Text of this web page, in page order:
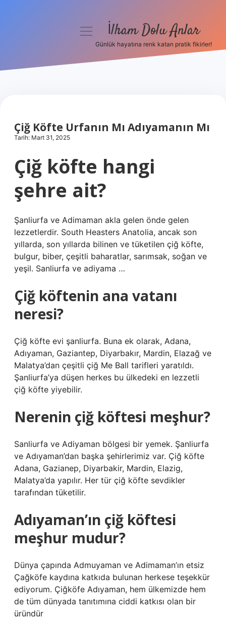
Hakkımızda
menüyü İlham Dolu Anlar
Günlük hayatına renk katan pratik fikirler!
Çiğ Köfte Urfanın Mı Adıyamanın Mı
Tarih: Mart 31, 2025
Çiğ köfte hangi
şehre ait?
Şanliurfa ve Adimaman akla gelen önde gelen
lezzetlerdir. South Heasters Anatolia, ancak son
yıllarda, son yıllarda bilinen ve tüketilen çiğ köfte,
bulgur, biber, çeşitli baharatlar, sarımsak, soğan ve
yeşil. Sanliurfa ve adiyama …
Çiğ köftenin ana vatanı
neresi?
Çiğ köfte evi şanliurfa. Buna ek olarak, Adana,
Adıyaman, Gaziantep, Diyarbakır, Mardin, Elazağ ve
Malatya’dan çeşitli çiğ Me Ball tarifleri yaratıldı.
Şanliurfa’ya düşen herkes bu ülkedeki en lezzetli
çiğ köfte yiyebilir.
Nerenin çiğ köftesi meşhur?
Sanliurfa ve Adiyaman bölgesi bir yemek. Şanliurfa
ve Adıyaman’dan başka şehirlerimiz var. Çiğ köfte
Adana, Gazianep, Diyarbakir, Mardin, Elazig,
Malatya’da yapılır. Her tür çiğ köfte sevdikler
tarafından tüketilir.
Adıyaman’ın çiğ köftesi
meşhur mudur?
Dünya çapında Admuyaman ve Adimaman’ın etsiz
Çağköfe kaydına katkıda bulunan herkese teşekkür
ediyorum. Çiğköfe Adıyaman, hem ülkemizde hem
de tüm dünyada tanıtımına ciddi katkısı olan bir
üründür